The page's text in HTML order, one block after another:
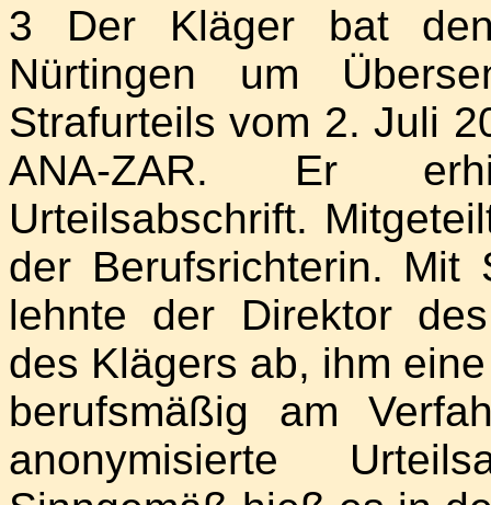
3 Der Kläger bat
Nürtingen um
Strafurteils vom 2. Juli
ANA-ZAR. Er
Urteilsabschrift.
der Berufsrichterin. Mit
lehnte der Direktor
des Klägers ab, ihm
berufsmäßig am
anonymisierte